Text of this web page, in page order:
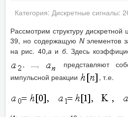
Категория: Дискретные сигналы:
Рассмотрим структуру
39, но содержащую Nэлементов
на рис. 40,аи б. Здесь
, ...,
представляют
импульсной реакции
, т.е.